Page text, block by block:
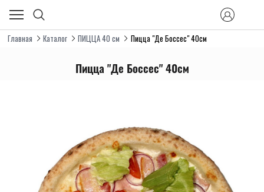
Главная Каталог ПИЦЦА 40 см Пицца "Де Боссес" 40см
Пицца "Де Боссес" 40см